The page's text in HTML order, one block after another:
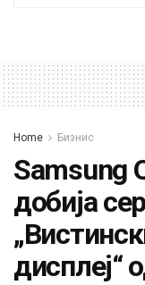
Home Бизнис
Samsung
добија
дисплеј“